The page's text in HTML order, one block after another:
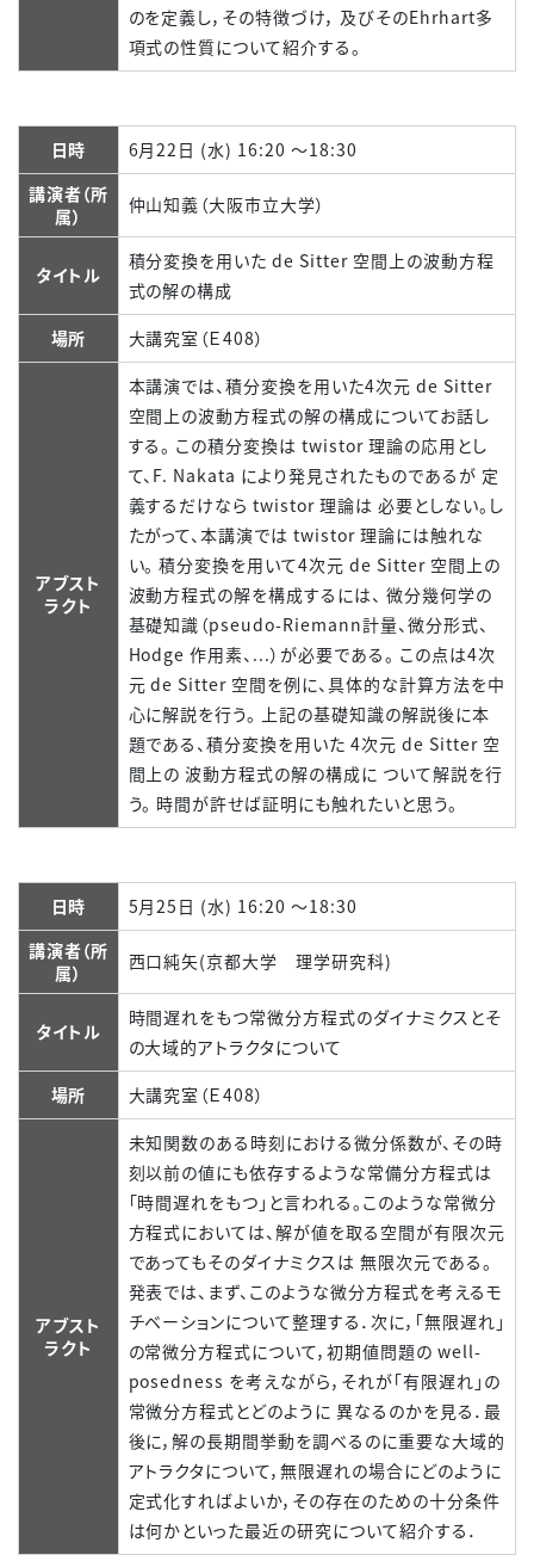
のを定義し，その特徴づけ， 及びそのEhrhart多
項式の性質について紹介する。
日時
6月22日 (水) 16:20 ～18:30
講演者（所
属）
仲山知義（大阪市立大学）
タイトル
積分変換を用いた de Sitter 空間上の波動方程
式の解の構成
場所
大講究室（Ｅ408）
アブスト
ラクト
本講演では、積分変換を用いた4次元 de Sitter
空間上の波動方程式の解の構成についてお話し
する。 この積分変換は twistor 理論の応用とし
て、F. Nakata により発見されたものであるが 定
義するだけなら twistor 理論は 必要としない。し
たがって、本講演では twistor 理論には触れな
い。 積分変換を用いて4次元 de Sitter 空間上の
波動方程式の解を構成するには、 微分幾何学の
基礎知識（pseudo-Riemann計量、微分形式、
Hodge 作用素、...）が必要である。 この点は4次
元 de Sitter 空間を例に、具体的な計算方法を中
心に解説を行う。 上記の基礎知識の解説後に本
題である、積分変換を用いた 4次元 de Sitter 空
間上の 波動方程式の解の構成に ついて解説を行
う。 時間が許せば証明にも触れたいと思う。
日時
5月25日 (水) 16:20 ～18:30
講演者（所
属）
西口純矢(京都大学 理学研究科)
タイトル
時間遅れをもつ常微分方程式のダイナミクスとそ
の大域的アトラクタについて
場所
大講究室（Ｅ408）
アブスト
ラクト
未知関数のある時刻における微分係数が、その時
刻以前の値にも依存するような常備分方程式は
「時間遅れをもつ」と言われる。このような常微分
方程式においては、解が値を取る空間が有限次元
であってもそのダイナミクスは 無限次元である。
発表では、まず、このような微分方程式を考えるモ
チベーションについて整理する．次に，「無限遅れ」
の常微分方程式について，初期値問題の well-
posedness を考えながら，それが「有限遅れ」の
常微分方程式とどのように 異なるのかを見る．最
後に，解の長期間挙動を調べるのに重要な大域的
アトラクタについて，無限遅れの場合にどのように
定式化すればよいか，その存在のための十分条件
は何かといった最近の研究について紹介する．